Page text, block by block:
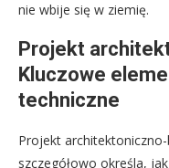
nie wbije się w ziemię.
Projekt
Kluczowe
techniczne
Projekt
szczegółowo określa,